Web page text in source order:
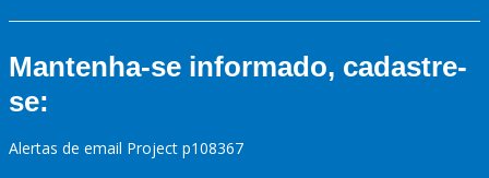
Mantenha-se informado, cadastre-
se:
Alertas de email Project p108367